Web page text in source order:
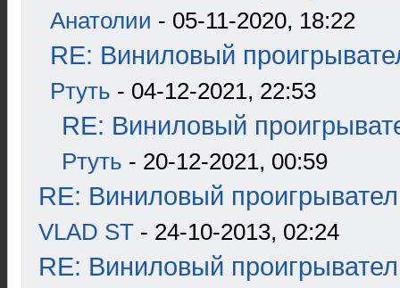
Анатолии - 05-11-2020, 18:22
RE: Виниловый
Ртуть - 04-12-2021, 22:53
RE: Виниловый
Ртуть - 20-12-2021, 00:59
RE: Виниловый
VLAD ST - 24-10-2013, 02:24
RE: Виниловый